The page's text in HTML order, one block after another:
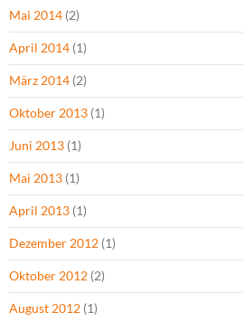
Mai 2014 (2)
April 2014 (1)
März 2014 (2)
Oktober 2013 (1)
Juni 2013 (1)
Mai 2013 (1)
April 2013 (1)
Dezember 2012 (1)
Oktober 2012 (2)
August 2012 (1)